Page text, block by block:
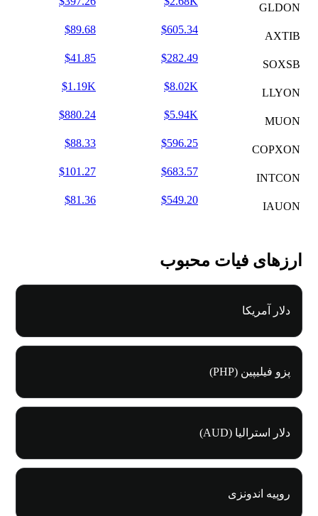
GLDON
AXTIB
$605.34
$89.68
SOXSB
$282.49
$41.85
LLYON
$8.02K
$1.19K
MUON
$5.94K
$880.24
COPXON
$596.25
$88.33
INTCON
$683.57
$101.27
IAUON
$549.20
$81.36
ارزهای فیات محبوب
دلار آمریکا
پزو فیلیپین (PHP)
دلار استرالیا (AUD)
روپیه اندونزی